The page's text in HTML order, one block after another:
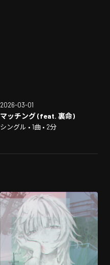
2026-03-01
マッチング (feat. 裏命)
シングル • 1曲 • 2分